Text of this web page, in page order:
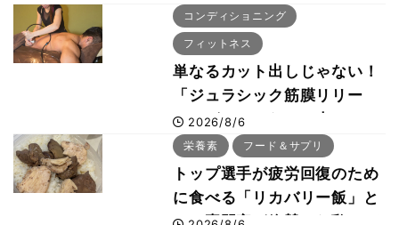
ボコンディショニング
フィットネス
単なるカット出しじゃない！
「ジュラシック筋膜リリー
ス」が口コミだけで大ヒット
した納得の理由 木澤大祐が
解説
2026/8/6
栄養素 フード＆サプリ
トップ選手が疲労回復のため
に食べる「リカバリー飯」と
は？専門家が絶賛した鶏レバ